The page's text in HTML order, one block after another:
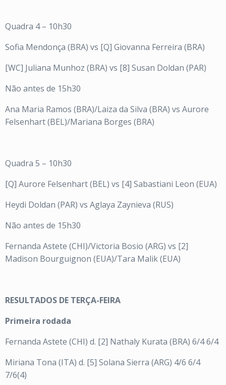
Quadra 4 – 10h30
Sofia Mendonça (BRA) vs [Q] Giovanna Ferreira (BRA)
[WC] Juliana Munhoz (BRA) vs [8] Susan Doldan (PAR)
Não antes de 15h30
Ana Maria Ramos (BRA)/Laiza da Silva (BRA) vs Aurore
Felsenhart (BEL)/Mariana Borges (BRA)
Quadra 5 – 10h30
[Q] Aurore Felsenhart (BEL) vs [4] Sabastiani Leon (EUA)
Heydi Doldan (PAR) vs Aglaya Zaynieva (RUS)
Não antes de 15h30
Fernanda Astete (CHI)/Victoria Bosio (ARG) vs [2]
Madison Bourguignon (EUA)/Tara Malik (EUA)
RESULTADOS DE TERÇA-FEIRA
Primeira rodada
Fernanda Astete (CHI) d. [2] Nathaly Kurata (BRA) 6/4 6/4
Miriana Tona (ITA) d. [5] Solana Sierra (ARG) 4/6 6/4
7/6(4)